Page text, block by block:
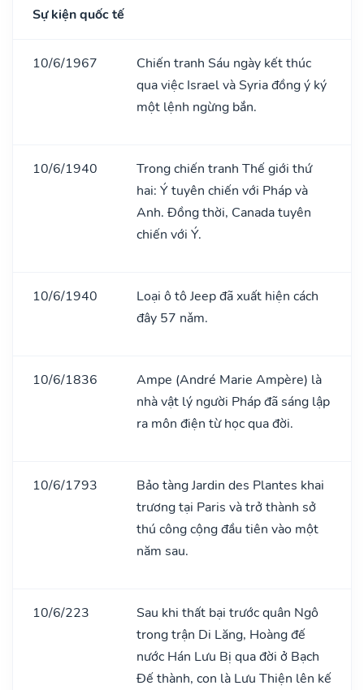
Sự kiện quốc tế
10/6/1967
Chiến tranh Sáu ngày kết thúc
qua việc Israel và Syria đồng ý ký
một lệnh ngừng bắn.
10/6/1940
Trong chiến tranh Thế giới thứ
hai: Ý tuyên chiến với Pháp và
Anh. Đồng thời, Canada tuyên
chiến với Ý.
10/6/1940
Loại ô tô Jeep đã xuất hiện cách
đây 57 nǎm.
10/6/1836
Ampe (André Marie Ampère) là
nhà vật lý người Pháp đã sáng lập
ra môn điện từ học qua đời.
10/6/1793
Bảo tàng Jardin des Plantes khai
trương tại Paris và trở thành sở
thú công cộng đầu tiên vào một
năm sau.
10/6/223
Sau khi thất bại trước quân Ngô
trong trận Di Lăng, Hoàng đế
nước Hán Lưu Bị qua đời ở Bạch
Đế thành, con là Lưu Thiện lên kế